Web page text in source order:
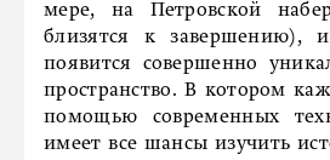
мере, на Петровской
близятся к завершению),
появится совершенно
пространство. В котором
помощью современных
имеет все шансы изучить